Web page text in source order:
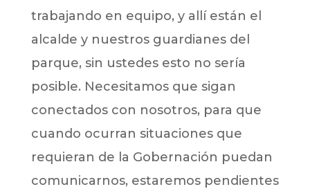
trabajando en equipo, y allí están el
alcalde y nuestros guardianes del
parque, sin ustedes esto no sería
posible. Necesitamos que sigan
conectados con nosotros, para que
cuando ocurran situaciones que
requieran de la Gobernación puedan
comunicarnos, estaremos pendientes